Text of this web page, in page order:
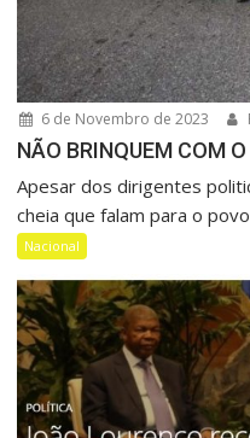
6 de Novembro de 2023
NÃO BRINQUEM COM
Apesar dos dirigentes
cheia que falam para o
Nacional